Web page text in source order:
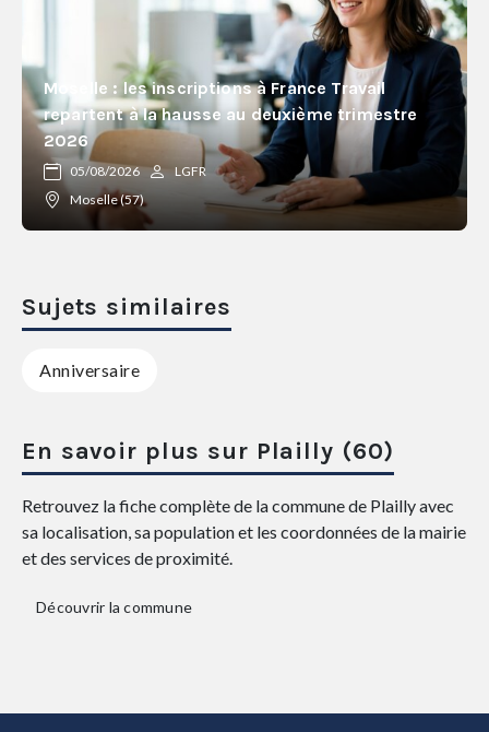
Moselle : les inscriptions à France Travail
repartent à la hausse au deuxième trimestre
2026
05/08/2026
LGFR
Moselle (57)
Sujets similaires
Anniversaire
En savoir plus sur Plailly (60)
Retrouvez la fiche complète de la commune de Plailly avec
sa localisation, sa population et les coordonnées de la mairie
et des services de proximité.
Découvrir la commune